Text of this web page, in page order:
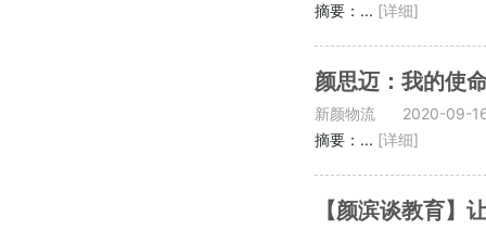
摘要：... [详细]
颜思迈：我的使
新颜物流
2020-09-
摘要：... [详细]
【颜滨谈教育】